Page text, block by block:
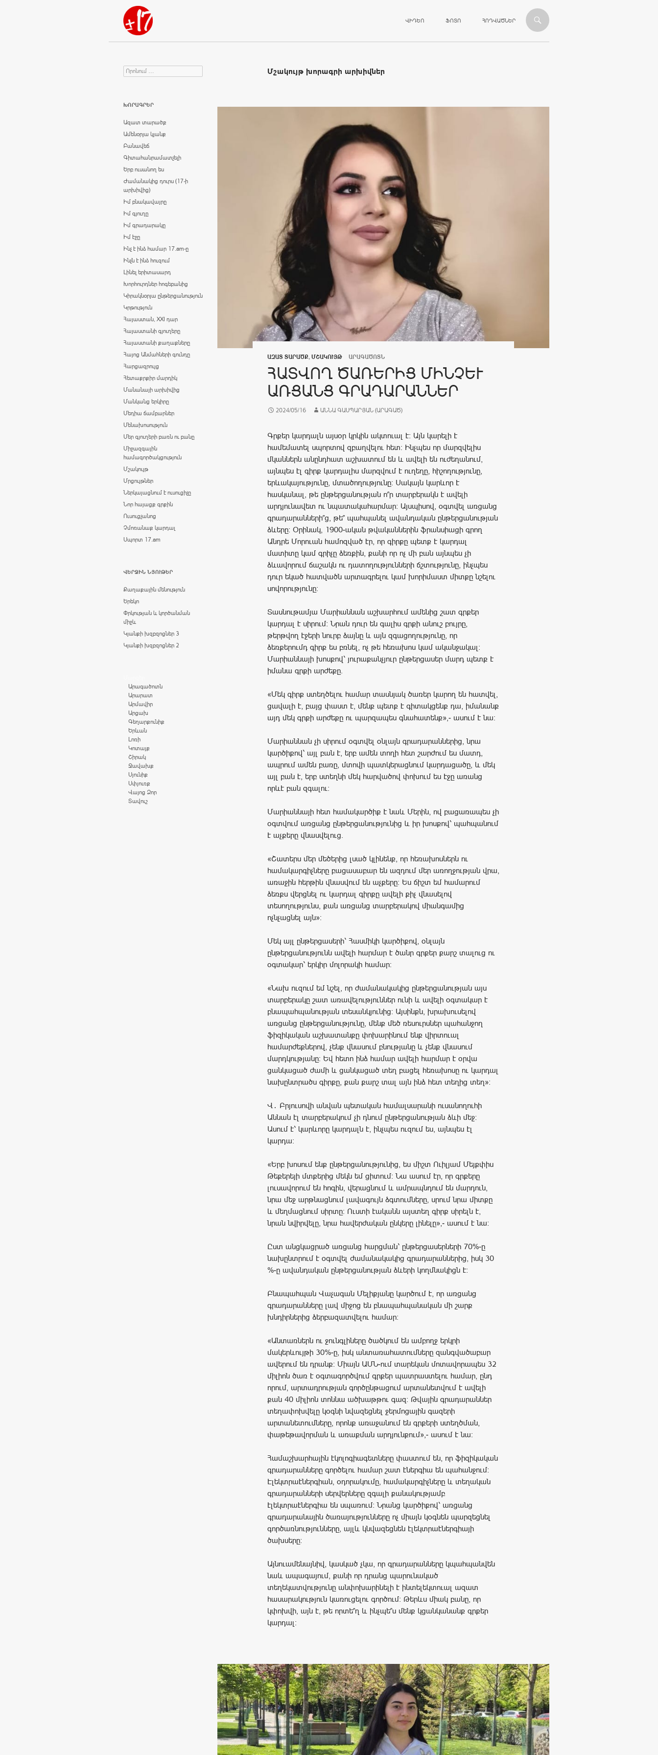
Որոնում
ՎԻԴԵՈ ՖՈՏՈ ՀՈԴՎԱԾՆԵՐ
Մշակույթ խորագրի արխիվներ
ԱԶԱՏ ՏԱՐԱԾՔ, ՄՇԱԿՈՒՅԹ ԱՐԱԳԱԾՈՏՆ
ՀԱՏՎՈՂ ԾԱՌԵՐԻՑ ՄԻՆՉԵՒ Ա
ՌՑԱՆՑ ԳՐԱԴԱՐԱՆՆԵՐ
2024/05/16 ԱՆՆԱ ԳԱՍՊԱՐՅԱՆ (ԱՐԱԳԱԾ)
Գրքեր կարդալն այսօր կրկին ակտուալ է: Այն կարելի է
համեմատել սպորտով զբաղվելու հետ: Ինչպես որ մարզվելիս
մկաններն անընդհատ աշխատում են և ավելի են ուժեղանում,
այնպես էլ գիրք կարդալիս մարզվում է ուղեղը, հիշողությունը,
երևակայությունը, մտածողությունը: Սակայն կարևոր է
հասկանալ, թե ընթերցանության ո՞ր տարբերակն է ավելի
արդյունավետ ու նպատակահարմար: Այսպիսով, օգտվել առցանց
գրադարանների՞ց, թե՞ պահպանել ավանդական ընթերցանության
ձևերը: Օրինակ, 1900-ական թվականներին ֆրանսիացի գրող
Անդրե Մորուան համոզված էր, որ գիրքը պետք է կարդալ
մատիտը կամ գրիչը ձեռքին, քանի որ ոչ մի բան այնպես չի
ձևավորում ճաշակն ու դատողությունների ճշտությունը, ինչպես
դուր եկած հատվածն արտագրելու կամ խորիմաստ միտքը նշելու
սովորությունը։
Տասնութամյա Մարիաննան աշխարհում ամենից շատ գրքեր
կարդալ է սիրում: Նրան դուր են գալիս գրքի անուշ բույրը,
թերթվող էջերի նուրբ ձայնը և այն զգացողությունը, որ
ձեռքերումդ գիրք ես բռնել, ոչ թե հեռախոս կամ ականջակալ:
Մարիաննայի խոսքով՝ յուրաքանչյուր ընթերցասեր մարդ պետք է
իմանա գրքի արժեքը.
«Մեկ գիրք ստեղծելու համար տասնյակ ծառեր կարող են հատվել,
ցավալի է, բայց փաստ է, մենք պետք է գիտակցենք դա, իմանանք
այդ մեկ գրքի արժեքը ու պարզապես գնահատենք»,- ասում է նա:
Մարիաննան չի սիրում օգտվել օնլայն գրադարաններից, նրա
կարծիքով՝ այլ բան է, երբ ամեն տողի հետ շարժում ես մատդ,
ապրում ամեն բառը, մտովի պատկերացնում կարդացածը, և մեկ
այլ բան է, երբ ստեղնի մեկ հարվածով փոխում ես էջը առանց
որևէ բան զգալու:
Մարիաննայի հետ համակարծիք է նաև Մերին, ով բացառապես չի
օգտվում առցանց ընթերցանությունից և իր խոսքով՝ պահպանում
է աչքերը վնասվելուց.
«Շատերս մեր մեծերից լսած կլինենք, որ հեռախոսներն ու
համակարգիչները բացասաբար են ազդում մեր առողջության վրա,
առաջին հերթին վնասվում են աչքերը: Ես ճիշտ եմ համարում
ձեռքս վերցնել ու կարդալ գիրքը ավելի քիչ վնասելով
տեսողությունս, քան առցանց տարբերակով միանգամից
ոչնչացնել այն»:
Մեկ այլ ընթերցասերի՝ Հասմիկի կարծիքով, օնլայն
ընթերցանությունն ավելի հարմար է ծանր գրքեր քարշ տալուց ու
օգտակար՝ երկիր մոլորակի համար:
«Նախ ուզում եմ նշել, որ ժամանակակից ընթերցանության այս
տարբերակը շատ առավելություններ ունի և ավելի օգտակար է
բնապահպանության տեսանկյունից: Այսինքն, խրախուսելով
առցանց ընթերցանությունը, մենք մեծ ռեսուրսներ պահանջող
ֆիզիկական աշխատանքը փոխարինում ենք վիրտուալ
համարժեքներով, չենք վնասում բնությանը և չենք վնասում
մարդկությանը: Եվ հետո ինձ համար ավելի հարմար է օրվա
ցանկացած ժամի և ցանկացած տեղ բացել հեռախոսը ու կարդալ
նախընտրածս գիրքը, քան քարշ տալ այն ինձ հետ տեղից տեղ»:
Վ․ Բրյուսովի անվան պետական համալսարանի ուսանողուհի
Աննան էլ տարբերակում չի դնում ընթերցանության ձևի մեջ։
Ասում է՝ կարևորը կարդալն է, ինչպես ուզում ես, այնպես էլ
կարդա։
«Երբ խոսում ենք ընթերցանությունից, ես միշտ Ուիլյամ Մեյքփիս
Թեքերեյի մտքերից մեկն եմ ցիտում։ Նա ասում էր, որ գրքերը
լուսավորում են հոգին, վերացնում և ամրապնդում են մարդուն,
նրա մեջ արթնացնում լավագույն ձգտումները, սրում նրա միտքը
և մեղմացնում սիրտը: Ուստի էականն այստեղ գիրք սիրելն է,
նրան նվիրվելը, նրա հավերժական ընկերը լինելը»,- ասում է նա։
Ըստ անցկացրած առցանց հարցման՝ ընթերցասերների 70%-ը
նախընտրում է օգտվել ժամանակակից գրադարաններից, իսկ 30
%-ը ավանդական ընթերցանության ձևերի կողմնակիցն է։
Բնապահպան Վաչագան Մելիքյանը կարծում է, որ առցանց
գրադարանները լավ միջոց են բնապահպանական մի շարք
խնդիրներից ձերբազատվելու համար:
«Անտառներն ու ջունգլիները ծածկում են ամբողջ երկրի
մակերևույթի 30%-ը, իսկ անտառահատումները զանգվածաբար
ավերում են դրանք: Միայն ԱՄՆ-ում տարեկան մոտավորապես 32
միլիոն ծառ է օգտագործվում գրքեր պատրաստելու համար, ընդ
որում, արտադրության գործընթացում արտանետվում է ավելի
քան 40 միլիոն տոննա ածխաթթու գազ: Թվային գրադարաններ
տեղափոխվելը կօգնի նվազեցնել ջերմոցային գազերի
արտանետումները, որոնք առաջանում են գրքերի ստեղծման,
փաթեթավորման և առաքման արդյունքում»,- ասում է նա:
Համաշխարհային էկոլոգիագետները փաստում են, որ ֆիզիկական
գրադարանները գործելու համար շատ էներգիա են պահանջում:
Էլեկտրաէներգիան, օդորակումը, համակարգիչները և տեղական
գրադարանների սերվերները զգալի քանակությամբ
էլեկտրաէներգիա են սպառում: Նրանց կարծիքով՝ առցանց
գրադարանային ծառայությունները ոչ միայն կօգնեն պարզեցնել
գործառնությունները, այլև կնվազեցնեն էլեկտրաէներգիայի
ծախսերը:
Այնուամենայնիվ, կասկած չկա, որ գրադարանները կպահպանվեն
նաև ապագայում, քանի որ դրանց պարունակած
տեղեկատվությունը անփոխարինելի է ինտելեկտուալ ազատ
հասարակություն կառուցելու գործում: Թերևս միակ բանը, որ
կփոխվի, այն է, թե որտե՞ղ և ինչպե՞ս մենք կցանկանանք գրքեր
կարդալ:
Search for:
ԽՈՐԱԳՐԵՐ
Ազատ տարածք
Ամենօրյա կյանք
Բանավեճ
Գիտահանրամատչելի
Երբ ուսանող ես
Ժամանակից դուրս (17-ի
արխիվից)
Իմ բնակավայրը
Իմ գյուղը
Իմ գրադարակը
Իմ էջը
Ինչ է ինձ համար 17.am-ը
Ինչն է ինձ հուզում
Լինել երիտասարդ
Խորհուրդներ հոգեբանից
Կիրակնօրյա ընթերցանություն
Կրթություն
Հայաստան, XXI դար
Հայաստանի գյուղերը
Հայաստանի քաղաքները
Հայոց Անմահների գունդը
Հարցազրույց
Հետաքրքիր մարդիկ
Մանանայի արխիվից
Մանկանց երկիրը
Մեդիա ճամբարներ
Մենախոսություն
Մեր գյուղերի բառն ու բանը
Միջազգային
համագործակցություն
Մշակույթ
Մրցույթներ
Ներկայացնում է ուսուցիչը
Նոր հայացք գրքին
Ուսուցչանոց
Չմոռանաք կարդալ
Սպորտ 17.am
ՎԵՐՋԻՆ ՆՅՈՒԹԵՐ
Քաղաքային մենություն
Երեկո
Փրկության և կործանման
միջև
Կյանքի խզբզոցներ 3
Կյանքի խզբզոցներ 2
Արագածոտն
Արարատ
Արմավիր
Արցախ
Գեղարքունիք
Երևան
Լոռի
Կոտայք
Շիրակ
Ջավախք
Սյունիք
Սփյուռք
Վայոց Ձոր
Տավուշ